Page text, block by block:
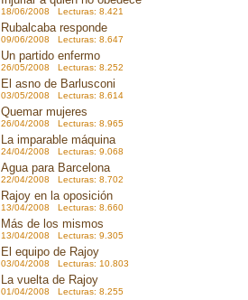
18/06/2008 Lecturas: 8.421
Rubalcaba responde
09/06/2008 Lecturas: 8.647
Un partido enfermo
26/05/2008 Lecturas: 8.252
El asno de Barlusconi
03/05/2008 Lecturas: 8.614
Quemar mujeres
26/04/2008 Lecturas: 8.965
La imparable máquina
24/04/2008 Lecturas: 9.068
Agua para Barcelona
22/04/2008 Lecturas: 8.702
Rajoy en la oposición
13/04/2008 Lecturas: 8.660
Más de los mismos
13/04/2008 Lecturas: 9.305
El equipo de Rajoy
03/04/2008 Lecturas: 10.803
La vuelta de Rajoy
01/04/2008 Lecturas: 8.255